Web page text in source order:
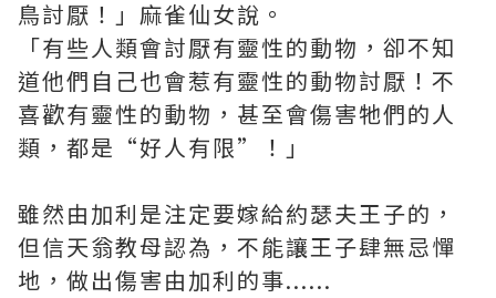
鳥討厭！」麻雀仙女說。
「有些人類會討厭有靈性的動物，卻不知
道他們自己也會惹有靈性的動物討厭！不
喜歡有靈性的動物，甚至會傷害牠們的人
類，都是“好人有限”！」
雖然由加利是注定要嫁給約瑟夫王子的，
但信天翁教母認為，不能讓王子肆無忌憚
地，做出傷害由加利的事......